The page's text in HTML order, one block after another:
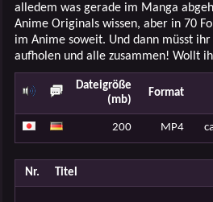
alledem was gerade im Manga
Anime Originals wissen, aber in 70
im Anime soweit. Und dann müsst ihr
aufholen und alle zusammen! Wollt
Dateigröße
(mb)
Format
200 MP4
Nr. Titel